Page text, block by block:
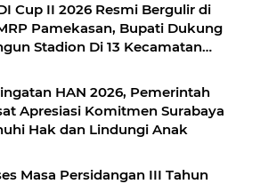
Cup II 2026 Resmi Bergulir di
Pamekasan, Bupati Dukung
Stadion Di 13 Kecamatan
HAN 2026, Pemerintah
Apresiasi Komitmen Surabaya
Hak dan Lindungi Anak
Masa Persidangan III Tahun